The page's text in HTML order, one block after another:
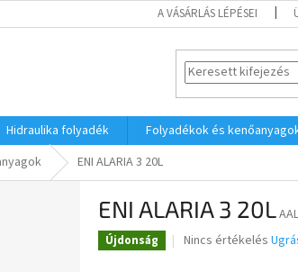
A VÁSÁRLÁS LÉPÉSEI
Hidraulika folyadék Folyadékok és
ENI ALARIA 3 20L
ENI ALARIA 3 20L
Újdonság
A
Nincs értékelés